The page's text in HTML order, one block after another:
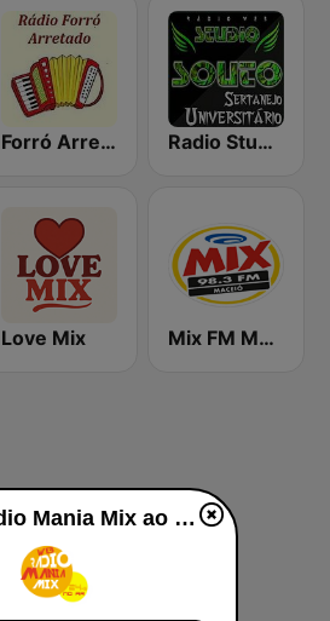
Forró Arretado Radio Studio Souto - Sertanejo Universitario
Love Mix Mix FM Maceió
Web Rádio Mania Mix ao vivo